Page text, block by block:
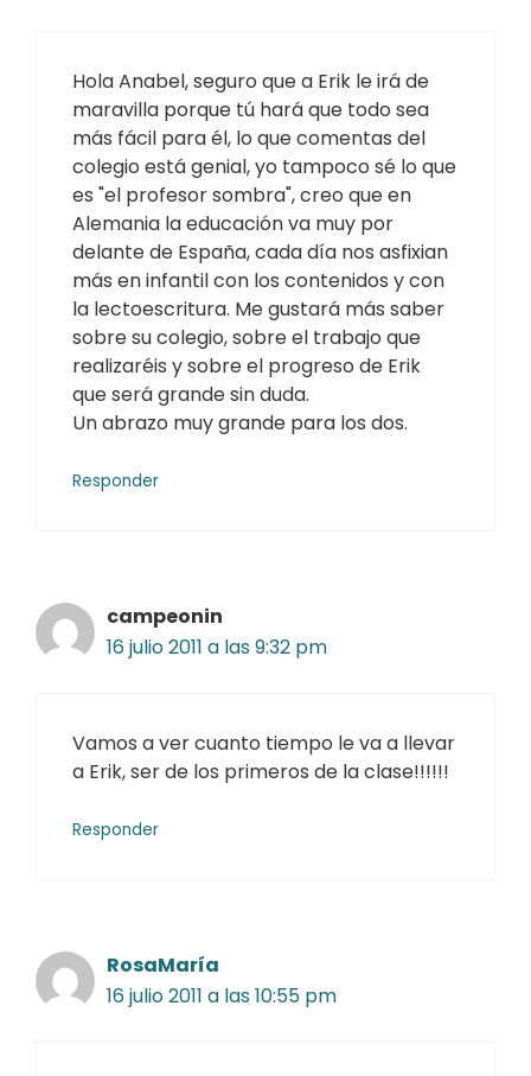
Hola Anabel, seguro que a Erik le irá de
maravilla porque tú hará que todo sea
más fácil para él, lo que comentas del
colegio está genial, yo tampoco sé lo que
es "el profesor sombra", creo que en
Alemania la educación va muy por
delante de España, cada día nos asfixian
más en infantil con los contenidos y con
la lectoescritura. Me gustará más saber
sobre su colegio, sobre el trabajo que
realizaréis y sobre el progreso de Erik
que será grande sin duda.
Un abrazo muy grande para los dos.
Responder
campeonin
16 julio 2011 a las 9:32 pm
Vamos a ver cuanto tiempo le va a llevar
a Erik, ser de los primeros de la clase!!!!!!
Responder
RosaMaría
16 julio 2011 a las 10:55 pm